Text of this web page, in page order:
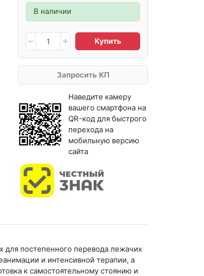
В наличии
Купить
Запросить КП
Наведите камеру
вашего смартфона на
QR-код для быстрого
перехода на
мобильную версию
сайта
для постепенного перевода лежачих
и интенсивной терапии, а
к самостоятельному стоянию и